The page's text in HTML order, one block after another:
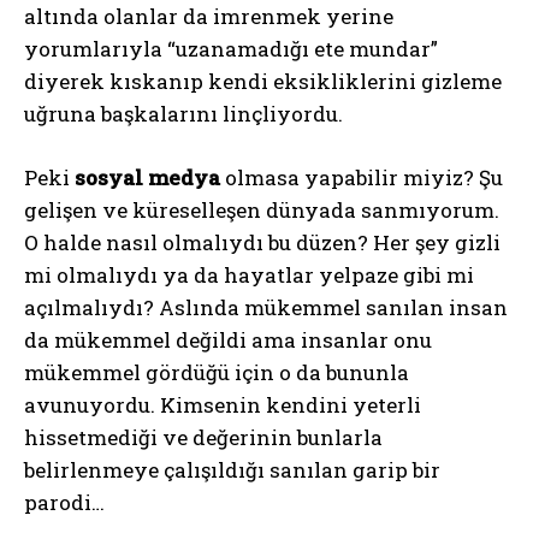
altında olanlar da imrenmek yerine
yorumlarıyla “uzanamadığı ete mundar”
diyerek kıskanıp kendi eksikliklerini gizleme
uğruna başkalarını linçliyordu.
Peki sosyal medyaolmasa yapabilir miyiz? Şu
gelişen ve küreselleşen dünyada sanmıyorum.
O halde nasıl olmalıydı bu düzen? Her şey gizli
mi olmalıydı ya da hayatlar yelpaze gibi mi
açılmalıydı? Aslında mükemmel sanılan insan
da mükemmel değildi ama insanlar onu
mükemmel gördüğü için o da bununla
avunuyordu. Kimsenin kendini yeterli
hissetmediği ve değerinin bunlarla
belirlenmeye çalışıldığı sanılan garip bir
parodi…